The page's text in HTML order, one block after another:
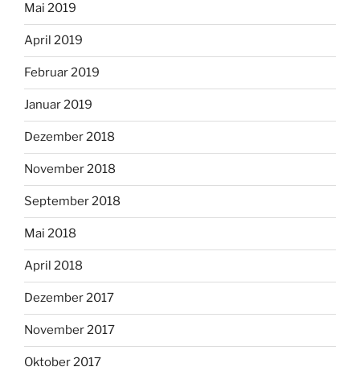
Mai 2019
April 2019
Februar 2019
Januar 2019
Dezember 2018
November 2018
September 2018
Mai 2018
April 2018
Dezember 2017
November 2017
Oktober 2017